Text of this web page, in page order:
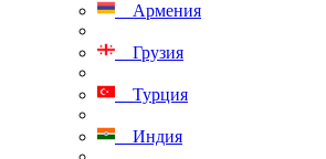
Армения
Грузия
Турция
Индия